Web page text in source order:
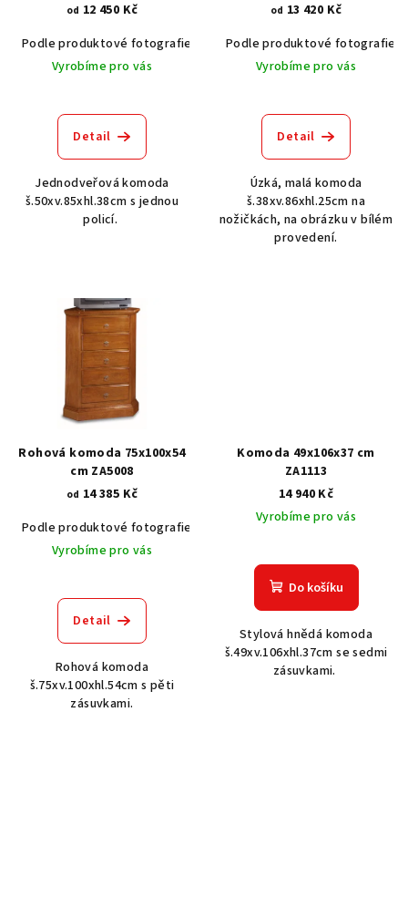
od 12 450 Kč
Podle produktové fotografie
Akát vintage BT1551
Dub světlý
Vyrobíme pro vás
Detail
Jednodveřová komoda
š.50xv.85xhl.38cm s jednou
policí.
od 13 420 Kč
Podle produktové fotografie
Vyrobíme pro vás
Detail
Úzká, malá komoda
š.38xv.86xhl.25cm na
nožičkách, na obrázku v bílém
provedení.
Rohová komoda 75x100x54
cm ZA5008
od 14 385 Kč
Podle produktové fotografie
Akát vintage BT1551
Vyrobíme pro vás
Detail
Rohová komoda
š.75xv.100xhl.54cm s pěti
zásuvkami.
Komoda 49x106x37 cm
ZA1113
14 940 Kč
Vyrobíme pro vás
Do košíku
Stylová hnědá komoda
š.49xv.106xhl.37cm se sedmi
zásuvkami.